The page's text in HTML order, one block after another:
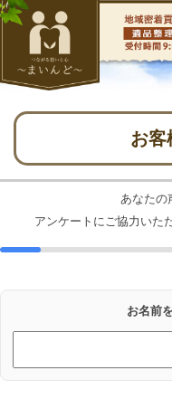
お客
あなたの
アンケートにご協力いた
お名前